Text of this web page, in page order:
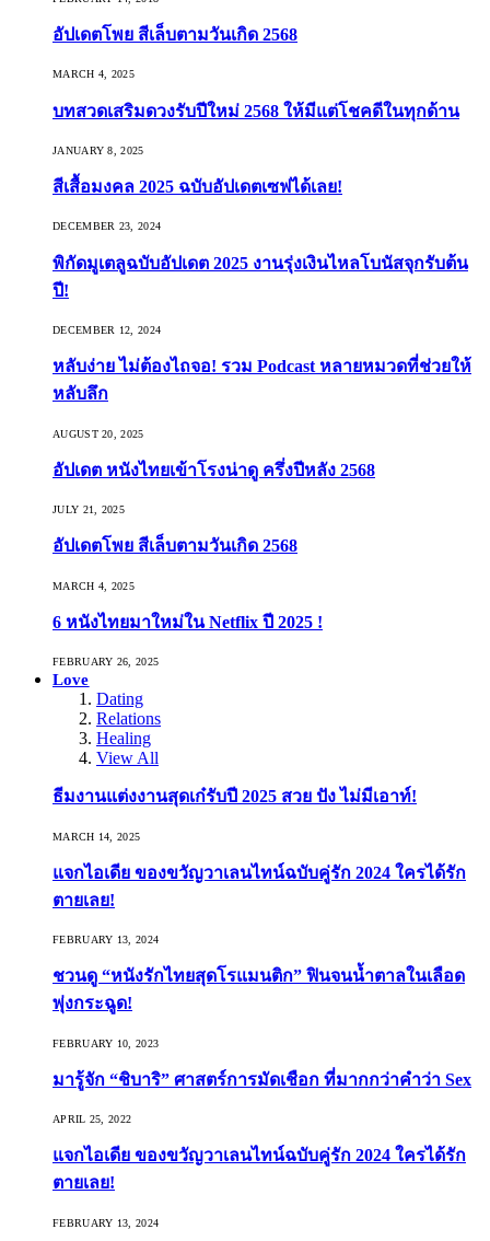
อัปเดตโพย สีเล็บตามวันเกิด 2568
MARCH 4, 2025
บทสวดเสริมดวงรับปีใหม่ 2568 ให้มีแต่โชคดีในทุกด้าน
JANUARY 8, 2025
สีเสื้อมงคล 2025 ฉบับอัปเดตเซฟได้เลย!
DECEMBER 23, 2024
พิกัดมูเตลูฉบับอัปเดต 2025 งานรุ่งเงินไหลโบนัสจุกรับต้น
ปี!
DECEMBER 12, 2024
หลับง่าย ไม่ต้องไถจอ! รวม Podcast หลายหมวดที่ช่วยให้
หลับลึก
AUGUST 20, 2025
อัปเดต หนังไทยเข้าโรงน่าดู ครึ่งปีหลัง 2568
JULY 21, 2025
อัปเดตโพย สีเล็บตามวันเกิด 2568
MARCH 4, 2025
6 หนังไทยมาใหม่ใน Netflix ปี 2025 !
FEBRUARY 26, 2025
Love
Dating
Relations
Healing
View All
ธีมงานแต่งงานสุดเก๋รับปี 2025 สวย ปัง ไม่มีเอาท์!
MARCH 14, 2025
แจกไอเดีย ของขวัญวาเลนไทน์ฉบับคู่รัก 2024 ใครได้รัก
ตายเลย!
FEBRUARY 13, 2024
ชวนดู “หนังรักไทยสุดโรแมนติก” ฟินจนน้ำตาลในเลือด
พุ่งกระฉูด!
FEBRUARY 10, 2023
มารู้จัก “ชิบาริ” ศาสตร์การมัดเชือก ที่มากกว่าคำว่า Sex
APRIL 25, 2022
แจกไอเดีย ของขวัญวาเลนไทน์ฉบับคู่รัก 2024 ใครได้รัก
ตายเลย!
FEBRUARY 13, 2024